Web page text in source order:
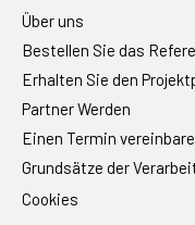
Über uns
Bestellen Sie das
Erhalten Sie den
Partner Werden
Einen Termin
Grundsätze der
Cookies